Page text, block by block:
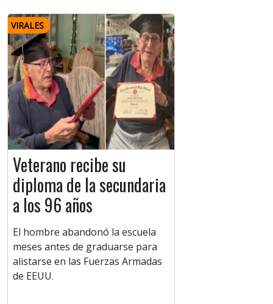
VIRALES
Veterano recibe su
diploma de la secundaria
a los 96 años
El hombre abandonó la escuela
meses antes de graduarse para
alistarse en las Fuerzas Armadas
de EEUU.